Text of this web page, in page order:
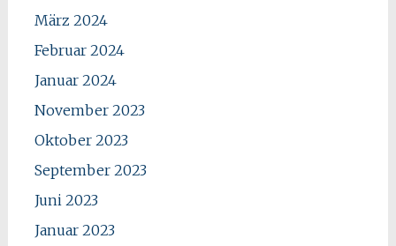
März 2024
Februar 2024
Januar 2024
November 2023
Oktober 2023
September 2023
Juni 2023
Januar 2023